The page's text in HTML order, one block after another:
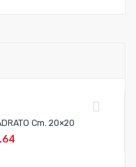
Cm. 20×20